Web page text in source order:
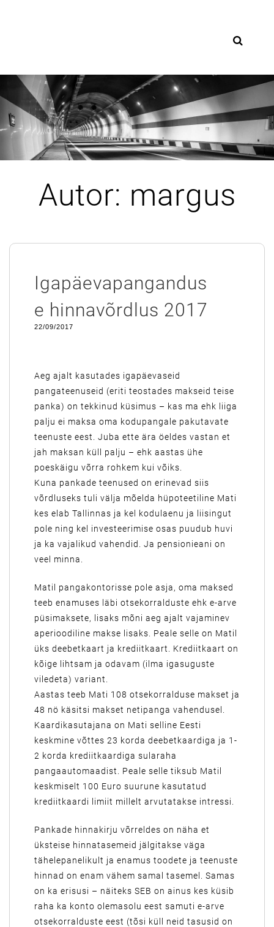
Autor: margus
Igapäevapangandus
e hinnavõrdlus 2017
22/09/2017
Aeg ajalt kasutades igapäevaseid
pangateenuseid (eriti teostades makseid teise
panka) on tekkinud küsimus – kas ma ehk liiga
palju ei maksa oma kodupangale pakutavate
teenuste eest. Juba ette ära öeldes vastan et
jah maksan küll palju – ehk aastas ühe
poeskäigu võrra rohkem kui võiks.
Kuna pankade teenused on erinevad siis
võrdluseks tuli välja mõelda hüpoteetiline Mati
kes elab Tallinnas ja kel kodulaenu ja liisingut
pole ning kel investeerimise osas puudub huvi
ja ka vajalikud vahendid. Ja pensionieani on
veel minna.
Matil pangakontorisse pole asja, oma maksed
teeb enamuses läbi otsekorralduste ehk e-arve
püsimaksete, lisaks mõni aeg ajalt vajaminev
aperioodiline makse lisaks. Peale selle on Matil
üks deebetkaart ja krediitkaart. Krediitkaart on
kõige lihtsam ja odavam (ilma igasuguste
viledeta) variant.
Aastas teeb Mati 108 otsekorralduse makset ja
48 nö käsitsi makset netipanga vahendusel.
Kaardikasutajana on Mati selline Eesti
keskmine võttes 23 korda deebetkaardiga ja 1-
2 korda krediitkaardiga sularaha
pangaautomaadist. Peale selle tiksub Matil
keskmiselt 100 Euro suurune kasutatud
krediitkaardi limiit millelt arvutatakse intressi.
Pankade hinnakirju võrreldes on näha et
üksteise hinnatasemeid jälgitakse väga
tähelepanelikult ja enamus toodete ja teenuste
hinnad on enam vähem samal tasemel. Samas
on ka erisusi – näiteks SEB on ainus kes küsib
raha ka konto olemasolu eest samuti e-arve
otsekorralduste eest (tõsi küll neid tasusid on